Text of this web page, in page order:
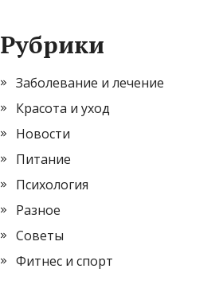
Рубрики
Заболевание и лечение
Красота и уход
Новости
Питание
Психология
Разное
Советы
Фитнес и спорт